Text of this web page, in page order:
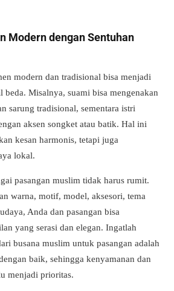
Modern dengan Sentuhan
modern dan tradisional bisa menjadi
Misalnya, suami bisa mengenakan
sarung tradisional, sementara istri
aksen songket atau batik. Hal ini
kesan harmonis, tetapi juga
lokal.
pasangan muslim tidak harus rumit.
warna, motif, model, aksesori, tema
Anda dan pasangan bisa
yang serasi dan elegan. Ingatlah
busana muslim untuk pasangan adalah
baik, sehingga kenyamanan dan
menjadi prioritas.